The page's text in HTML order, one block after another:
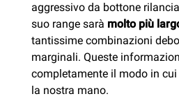
aggressivo da bottone
suo range sarà molto più
tantissime combinazioni
marginali. Queste
completamente il modo in
la nostra mano.